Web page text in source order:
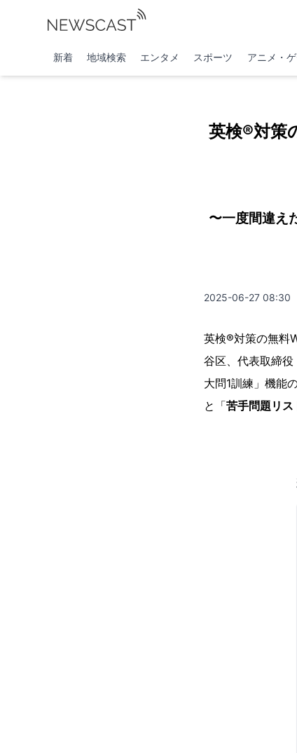
新着 地域検索 エンタメ スポーツ アニメ・
英検®対策
〜一度間違え
2025-06-27 08:30
英検®対策の無料
谷区、代表取締
大問1訓練」機能
と「苦手問題リス